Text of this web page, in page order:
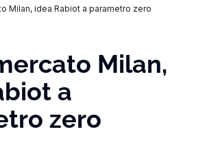
Milan, idea Rabiot a parametro zero
Milan,
a
zero